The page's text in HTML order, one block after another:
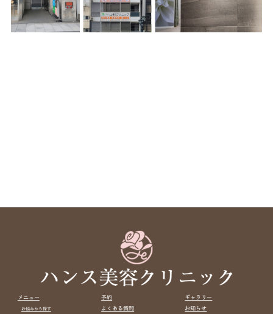
メニュー
お悩みから探す
予約
よくある質問
ギャラリー
お知らせ